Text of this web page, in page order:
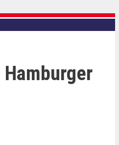
Hamburger